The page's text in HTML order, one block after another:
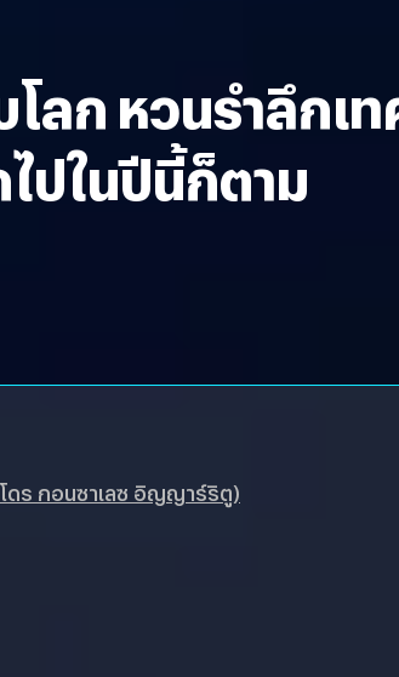
ลก หวนรำลึกเ
ปในปีนี้ก็ตาม
ดร กอนซาเลซ อิญญาร์ริตู)